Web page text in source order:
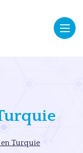
Turquie